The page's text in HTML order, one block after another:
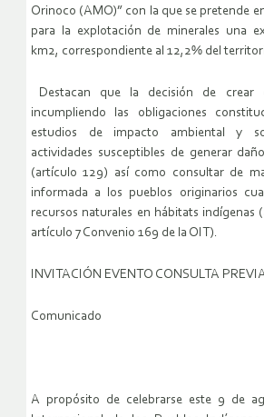
Orinoco (AMO)” con la que se pretende
para la explotación de minerales una
km2, correspondiente al 12,2% del
Destacan que la decisión de crear
incumpliendo las obligaciones
estudios de impacto ambiental y
actividades susceptibles de generar
(artículo 129) así como consultar de
informada a los pueblos originarios
recursos naturales en hábitats indígenas
artículo 7 Convenio 169 de la OIT).
INVITACIÓN EVENTO CONSULTA
Comunicado
A propósito de celebrarse este 9 de